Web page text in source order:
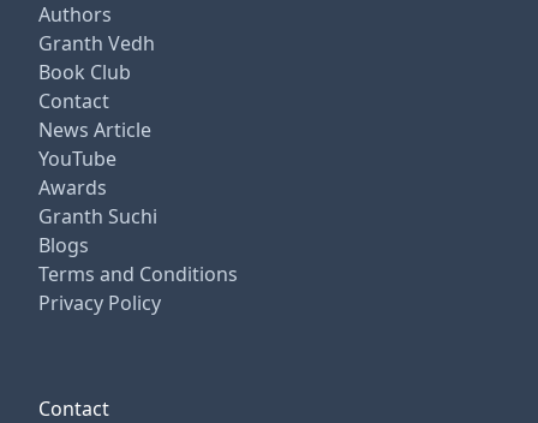
Authors
Granth Vedh
Book Club
Contact
News Article
YouTube
Awards
Granth Suchi
Blogs
Terms and Conditions
Privacy Policy
Contact